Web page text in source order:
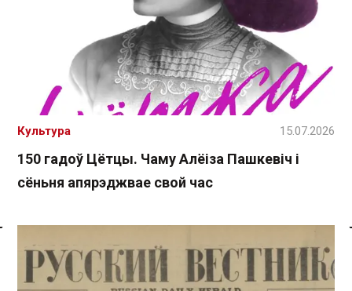
Спасылка без VPN
150 гадоў Цётцы. Чаму Алёіза Пашкевіч і
сёньня апярэджвае свой час
Культура 15.07.2026